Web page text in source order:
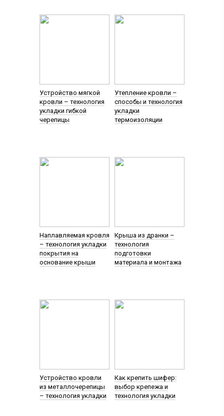
Устройство мягкой
кровли – технология
укладки гибкой
черепицы
Утепление кровли –
способы и технология
укладки
термоизоляции
Наплавляемая кровля
– технология укладки
покрытия на
основание крыши
Крыша из дранки –
технология
подготовки
материала и монтажа
Устройство кровли
из металлочерепицы
– технология укладки
Как крепить шифер:
выбор крепежа и
технология укладки